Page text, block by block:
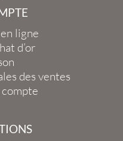
ligne
d’or
des ventes